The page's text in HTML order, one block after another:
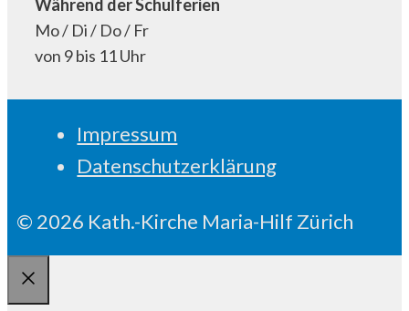
Während der Schulferien
Mo / Di / Do / Fr
von 9 bis 11 Uhr
Impressum
Datenschutzerklärung
© 2026 Kath.-Kirche Maria-Hilf Zürich
Schliessen